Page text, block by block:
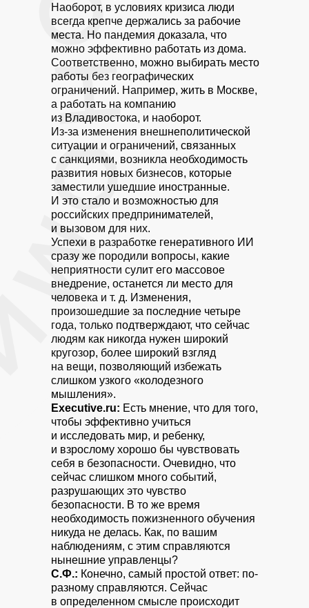
Наоборот, в условиях кризиса люди
всегда крепче держались за рабочие
места. Но пандемия доказала, что
можно эффективно работать из дома.
Соответственно, можно выбирать место
работы без географических
ограничений. Например, жить в Москве,
а работать на компанию
из Владивостока, и наоборот.
Из-за изменения внешнеполитической
ситуации и ограничений, связанных
с санкциями, возникла необходимость
развития новых бизнесов, которые
заместили ушедшие иностранные.
И это стало и возможностью для
российских предпринимателей,
и вызовом для них.
Успехи в разработке генеративного ИИ
сразу же породили вопросы, какие
неприятности сулит его массовое
внедрение, останется ли место для
человека и т. д. Изменения,
произошедшие за последние четыре
года, только подтверждают, что сейчас
людям как никогда нужен широкий
кругозор, более широкий взгляд
на вещи, позволяющий избежать
слишком узкого «колодезного
мышления».
Executive.ru: Есть мнение, что для того,
чтобы эффективно учиться
и исследовать мир, и ребенку,
и взрослому хорошо бы чувствовать
себя в безопасности. Очевидно, что
сейчас слишком много событий,
разрушающих это чувство
безопасности. В то же время
необходимость пожизненного обучения
никуда не делась. Как, по вашим
наблюдениям, с этим справляются
нынешние управленцы?
С.Ф.: Конечно, самый простой ответ: по-
разному справляются. Сейчас
в определенном смысле происходит